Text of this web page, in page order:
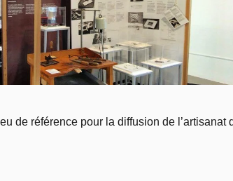
de référence pour la diffusion de l’artisanat